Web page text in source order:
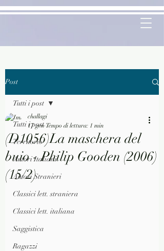
Post
Tutti i post
Territorio
Autori Italiani
Autori Stranieri
Classici lett. straniera
Classici lett. italiana
Saggistica
Ragazzi
Tutti i post
(D1056)La maschera del
buio - Philip Gooden (2006)
(15/2)
challagi
17 gen Tempo di lettura: 1 min